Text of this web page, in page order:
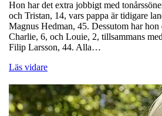
Hon har det extra jobbigt med
och Tristan, 14, vars pappa är tidigare
Magnus Hedman, 45. Dessutom har
Charlie, 6, och Louie, 2, tillsammans
Filip Larsson, 44. Alla…
Läs vidare